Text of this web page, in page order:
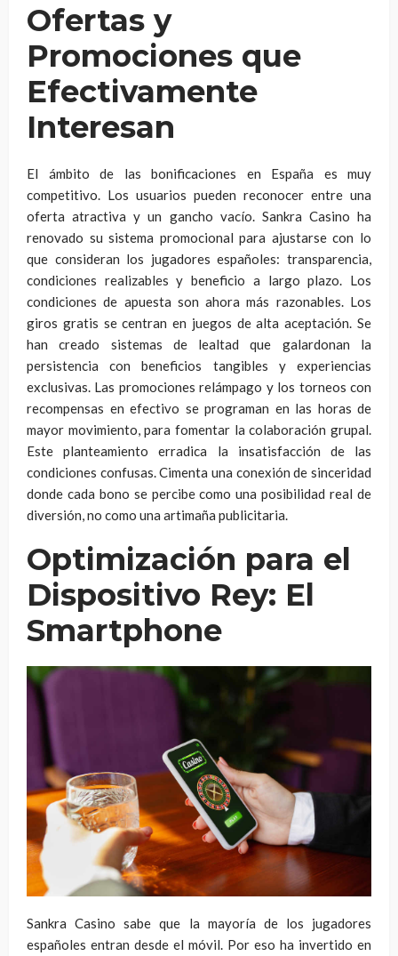
Ofertas y
Promociones que
Efectivamente
Interesan
El ámbito de las bonificaciones en España es muy
competitivo. Los usuarios pueden reconocer entre una
oferta atractiva y un gancho vacío. Sankra Casino ha
renovado su sistema promocional para ajustarse con lo
que consideran los jugadores españoles: transparencia,
condiciones realizables y beneficio a largo plazo. Los
condiciones de apuesta son ahora más razonables. Los
giros gratis se centran en juegos de alta aceptación. Se
han creado sistemas de lealtad que galardonan la
persistencia con beneficios tangibles y experiencias
exclusivas. Las promociones relámpago y los torneos con
recompensas en efectivo se programan en las horas de
mayor movimiento, para fomentar la colaboración grupal.
Este planteamiento erradica la insatisfacción de las
condiciones confusas. Cimenta una conexión de sinceridad
donde cada bono se percibe como una posibilidad real de
diversión, no como una artimaña publicitaria.
Optimización para el
Dispositivo Rey: El
Smartphone
Sankra Casino sabe que la mayoría de los jugadores
españoles entran desde el móvil. Por eso ha invertido en